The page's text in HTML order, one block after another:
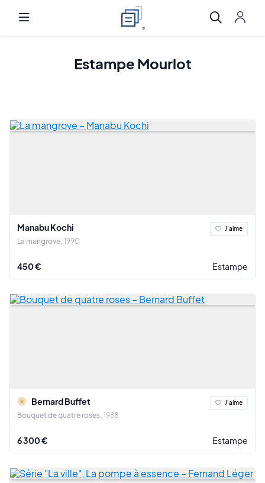
Estampe Mourlot
Manabu Kochi
La mangrove 1990
J'aime
450 € Estampe
Bernard Buffet
Bouquet de quatre roses 1988
J'aime
6 300 € Estampe